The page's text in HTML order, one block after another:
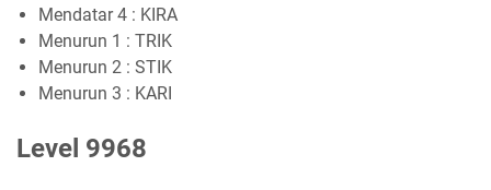
Mendatar 4 : KIRA
Menurun 1 : TRIK
Menurun 2 : STIK
Menurun 3 : KARI
Level 9968